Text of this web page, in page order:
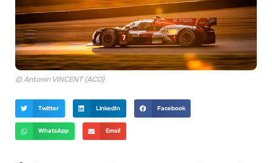
© Antonin VINCENT (ACO)
Twitter LinkedIn Facebook
WhatsApp Email